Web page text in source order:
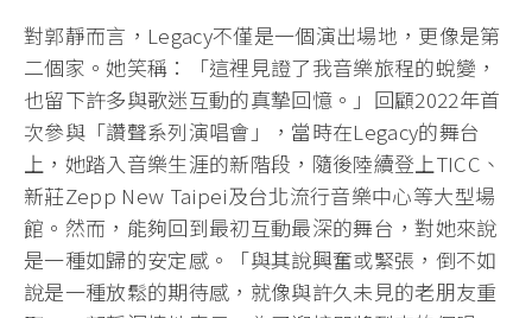
對郭靜而言，Legacy不僅是一個演出場地，更像是第
二個家。她笑稱：「這裡見證了我音樂旅程的蛻變，
也留下許多與歌迷互動的真摯回憶。」回顧2022年首
次參與「讚聲系列演唱會」，當時在Legacy的舞台
上，她踏入音樂生涯的新階段，隨後陸續登上TICC、
新莊Zepp New Taipei及台北流行音樂中心等大型場
館。然而，能夠回到最初互動最深的舞台，對她來說
是一種如歸的安定感。「與其說興奮或緊張，倒不如
說是一種放鬆的期待感，就像與許久未見的老朋友重